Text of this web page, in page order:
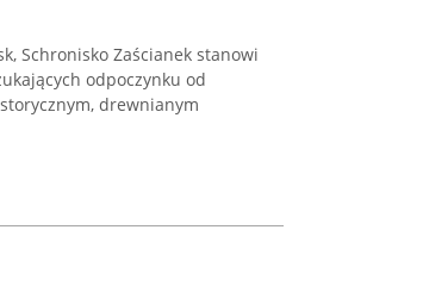
Schronisko Zaścianek stanowi
odpoczynku od
drewnianym